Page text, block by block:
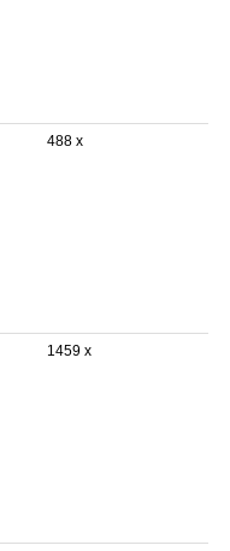
488 x
1459 x